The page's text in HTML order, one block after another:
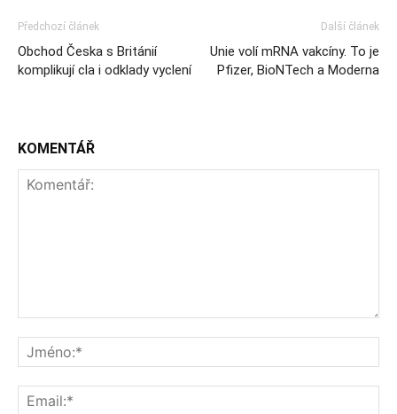
Předchozí článek
Obchod Česka s Británií
komplikují cla i odklady vyclení
Další článek
Unie volí mRNA vakcíny. To je
Pfizer, BioNTech a Moderna
KOMENTÁŘ